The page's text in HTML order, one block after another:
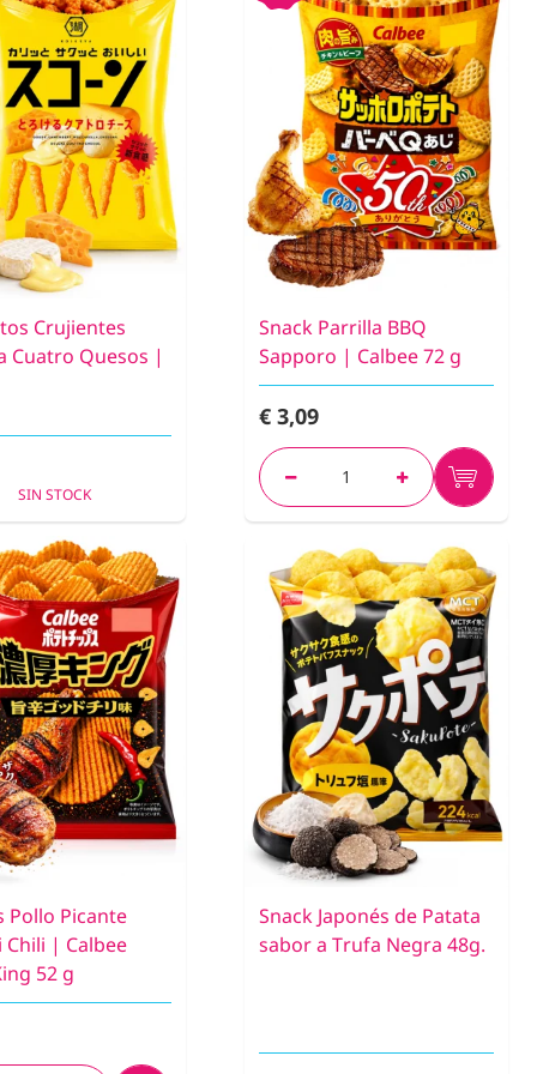
Crujientes
Cuatro Quesos |
SIN STOCK
Snack Parrilla BBQ
Sapporo | Calbee 72 g
€ 3,09
Pollo Picante
Chili | Calbee
52 g
Snack Japonés de Patata
sabor a Trufa Negra 48g.